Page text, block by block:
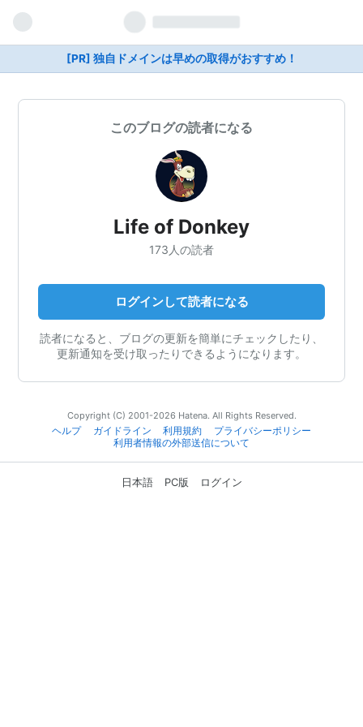
[PR] 独自ドメインは早めの取得がおすすめ！
このブログの読者になる
Life of Donkey
173人の読者
ログインして読者になる
読者になると、ブログの更新を簡単にチェックしたり、
更新通知を受け取ったりできるようになります。
Copyright (C) 2001-2026 Hatena. All Rights Reserved.
ヘルプ
ガイドライン 利用規約
プライバシーポリシー
利用者情報の外部送信について
日本語 PC版 ログイン